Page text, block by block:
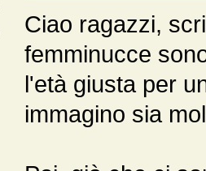
Ciao ragazzi,
femminucce
l'età giusta per
immagino sia